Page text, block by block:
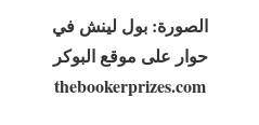
الصورة: بول لينش في
حوار على موقع البوكر
thebookerprizes.com